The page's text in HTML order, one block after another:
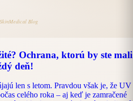
Ochrana, ktorú by ste mali
deň!
len s letom. Pravdou však je, že UV
celého roka – aj keď je zamračené